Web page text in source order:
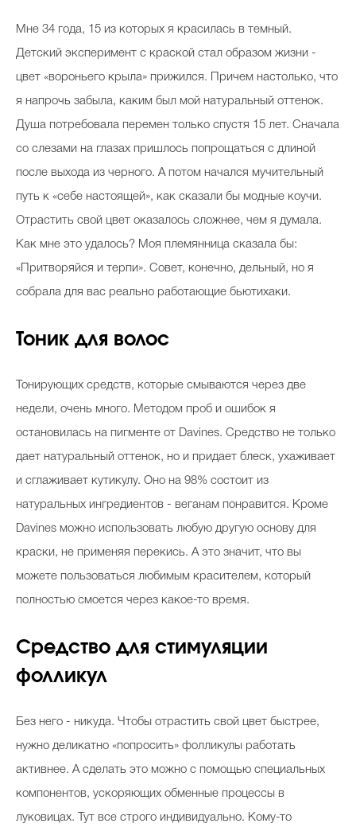
Мне 34 года, 15 из которых я красилась в темный.
Детский эксперимент с краской стал образом жизни -
цвет «вороньего крыла» прижился. Причем настолько, что
я напрочь забыла, каким был мой натуральный оттенок.
Душа потребовала перемен только спустя 15 лет. Сначала
со слезами на глазах пришлось попрощаться с длиной
после выхода из черного. А потом начался мучительный
путь к «себе настоящей», как сказали бы модные коучи.
Отрастить свой цвет оказалось сложнее, чем я думала.
Как мне это удалось? Моя племянница сказала бы:
«Притворяйся и терпи». Совет, конечно, дельный, но я
собрала для вас реально работающие бьютихаки.
Тоник для волос
Тонирующих средств, которые смываются через две
недели, очень много. Методом проб и ошибок я
остановилась на пигменте от Davines. Средство не только
дает натуральный оттенок, но и придает блеск, ухаживает
и сглаживает кутикулу. Оно на 98% состоит из
натуральных ингредиентов - веганам понравится. Кроме
Davines можно использовать любую другую основу для
краски, не применяя перекись. А это значит, что вы
можете пользоваться любимым красителем, который
полностью смоется через какое-то время.
Средство для стимуляции
фолликул
Без него - никуда. Чтобы отрастить свой цвет быстрее,
нужно деликатно «попросить» фолликулы работать
активнее. А сделать это можно с помощью специальных
компонентов, ускоряющих обменные процессы в
луковицах. Тут все строго индивидуально. Кому-то